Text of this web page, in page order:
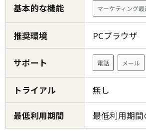
基本的な機能 マーケティング最
推奨環境 PCブラウザ
サポート 電話 メール
トライアル 無し
最低利用期間 最低利用期